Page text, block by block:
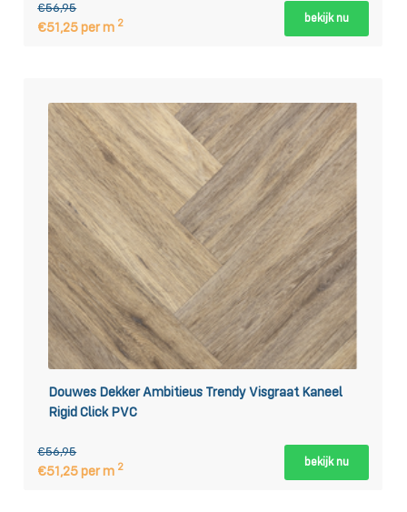
€56,95
€51,25 per m 2 bekijk nu
Douwes Dekker Ambitieus Trendy Visgraat Kaneel
Rigid Click PVC
€56,95
€51,25 per m 2 bekijk nu